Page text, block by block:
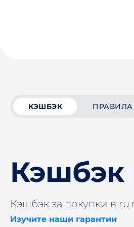
КЭШБЭК
Кэшбэк
Кэшбэк за покупки в
Изучите наши гарантии